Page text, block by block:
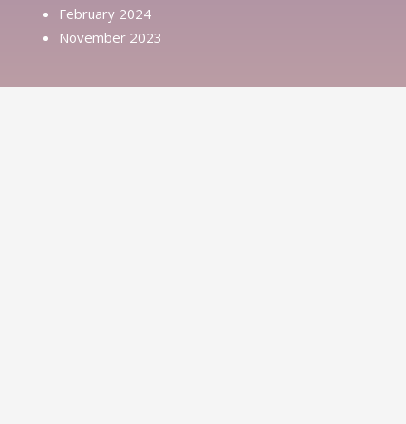
February 2024
November 2023